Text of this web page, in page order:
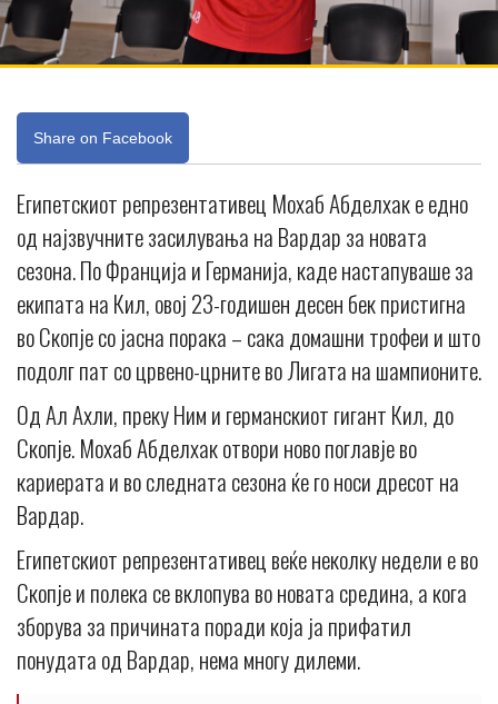
Share on Facebook
Египетскиот репрезентативец Мохаб Абделхак е едно
од најзвучните засилувања на Вардар за новата
сезона. По Франција и Германија, каде настапуваше за
екипата на Кил, овој 23-годишен десен бек пристигна
во Скопје со јасна порака – сака домашни трофеи и што
подолг пат со црвено-црните во Лигата на шампионите.
Од Ал Ахли, преку Ним и германскиот гигант Кил, до
Скопје. Мохаб Абделхак отвори ново поглавје во
кариерата и во следната сезона ќе го носи дресот на
Вардар.
Египетскиот репрезентативец веќе неколку недели е во
Скопје и полека се вклопува во новата средина, а кога
зборува за причината поради која ја прифатил
понудата од Вардар, нема многу дилеми.